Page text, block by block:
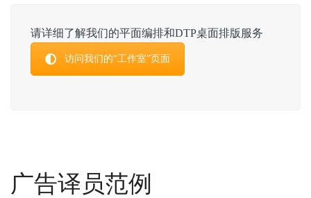
请详细了解我们的平面编排和DTP桌面排版服务
访问我们的“工作室”页面
广告译员范例